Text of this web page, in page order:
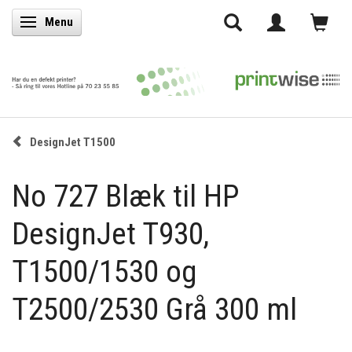
Skifte navigation
Menu
DesignJet T1500
No 727 Blæk til HP
DesignJet T930,
T1500/1530 og
T2500/2530 Grå 300 ml